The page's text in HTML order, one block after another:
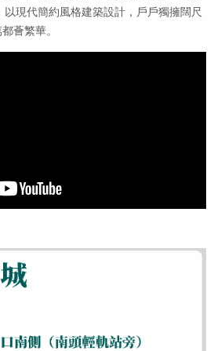
現代簡約風格建築設計，戶戶獨擁闊尺
薈繁華。